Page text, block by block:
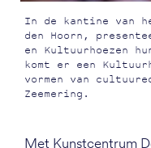
In de kantine van
den Hoorn,
en Kultuurhoezen
komt er een
vormen van
Zeemering.
Met Kunstcentrum